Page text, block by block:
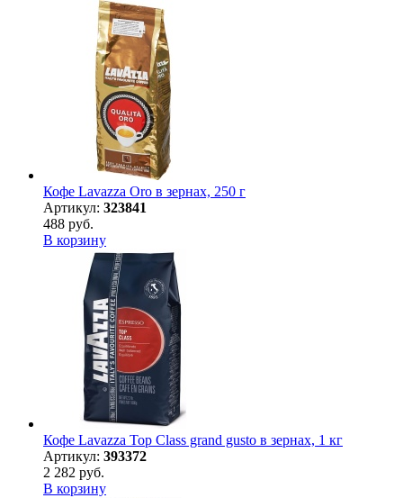
Кофе Lavazza Oro в зернах, 250 г
Артикул: 323841
488 руб.
В корзину
Кофе Lavazza Top Class grand gusto в зернах, 1 кг
Артикул: 393372
2 282 руб.
В корзину